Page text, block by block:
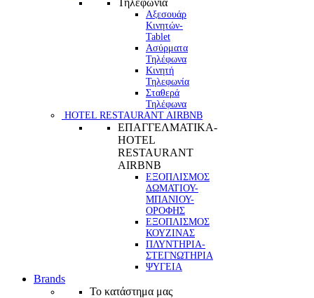
Τηλεφωνία
Αξεσουάρ
Κινητών-
Tablet
Ασύρματα
Τηλέφωνα
Κινητή
Τηλεφωνία
Σταθερά
Τηλέφωνα
HOTEL RESTAURANT AIRBNB
ΕΠΑΓΓΕΛΜΑΤΙΚΑ-
HOTEL
RESTAURANT
AIRBNB
ΕΞΟΠΛΙΣΜΟΣ
ΔΩΜΑΤΙΟΥ-
ΜΠΑΝΙΟΥ-
ΟΡΟΦΗΣ
ΕΞΟΠΛΙΣΜΟΣ
ΚΟΥΖΙΝΑΣ
ΠΛΥΝΤΗΡΙΑ-
ΣΤΕΓΝΩΤΗΡΙΑ
ΨΥΓΕΙΑ
Brands
Το κατάστημα μας